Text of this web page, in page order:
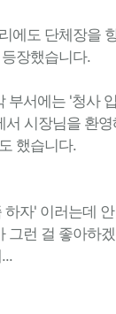
에도 단체장을
장했습니다.
부서에는 '청사
서 시장님을 환
했습니다.
하자' 이러는데
그런 걸 좋아하